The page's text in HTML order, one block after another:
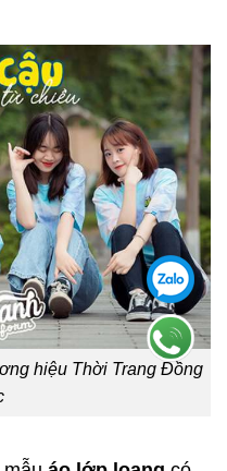
hiệu Thời Trang Đồng